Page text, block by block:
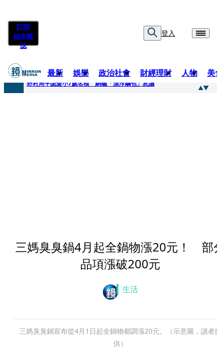
訂閱
紙本雜
誌
登入
最新 娛樂 政治社會 財經理財 人物 美
快訊
野村周平認愛小7歲名模 網曬「漂浮鵰包」惹議
三媽臭臭鍋4月起全鍋物漲20元！ 部
品項漲破200元
生活
三媽臭臭鍋宣布從4月1日起全鍋物都調漲20元。（示意圖，讀者提
供）